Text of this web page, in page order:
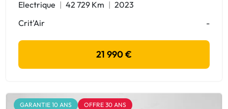
Electrique 42 729 Km
2023
Crit'Air
-
21 990 €
GARANTIE 10 ANS OFFRE 30 ANS